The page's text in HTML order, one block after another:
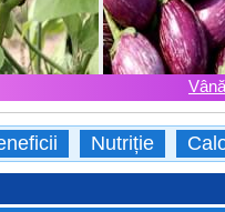
Nutriție